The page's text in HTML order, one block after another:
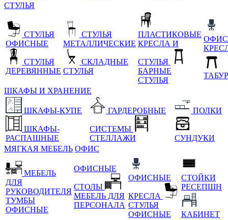
СТУЛЬЯ
СТУЛЬЯ
ОФИСНЫЕ
СТУЛЬЯ
ДЕРЕВЯННЫЕ
СТУЛЬЯ
МЕТАЛЛИЧЕСКИЕ
СКЛАДНЫЕ
СТУЛЬЯ
ПЛАСТИКОВЫЕ
КРЕСЛА И
СТУЛЬЯ
БАРНЫЕ
СТУЛЬЯ
ШКАФЫ И ХРАНЕНИЕ
ШКАФЫ-КУПЕ
ШКАФЫ-
РАСПАШНЫЕ
ГАРДЕРОБНЫЕ
СИСТЕМЫ
СТЕЛЛАЖИ
ПОЛКИ
СУНДУКИ
МЯГКАЯ МЕБЕЛЬ ОФИС
МЕБЕЛЬ
ДЛЯ
РУКОВОДИТЕЛЯ
ТУМБЫ
ОФИСНЫЕ
ОФИСНЫЕ
СТОЛЫ
МЕБЕЛЬ ДЛЯ
ПЕРСОНАЛА
ОФИСНЫЕ
КРЕСЛА
СТУЛЬЯ
ОФИСНЫЕ
СТОЙКИ
РЕСЕПШН
КАБИНЕТ